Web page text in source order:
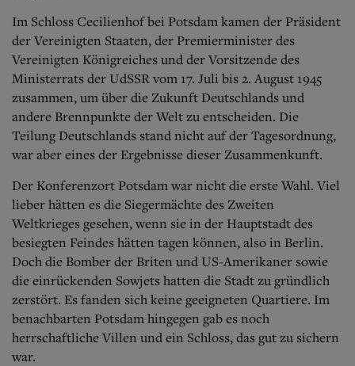
Kontakt
Impressum
Datenschutz
Im Schloss Cecilienhof bei Potsdam kamen der Präsident
der Vereinigten Staaten, der Premierminister des
Vereinigten Königreiches und der Vorsitzende des
Ministerrats der UdSSR vom 17. Juli bis 2. August 1945
zusammen, um über die Zukunft Deutschlands und
andere Brennpunkte der Welt zu entscheiden. Die
Teilung Deutschlands stand nicht auf der Tagesordnung,
war aber eines der Ergebnisse dieser Zusammenkunft.
Der Konferenzort Potsdam war nicht die erste Wahl. Viel
lieber hätten es die Siegermächte des Zweiten
Weltkrieges gesehen, wenn sie in der Hauptstadt des
besiegten Feindes hätten tagen können, also in Berlin.
Doch die Bomber der Briten und US-Amerikaner sowie
die einrückenden Sowjets hatten die Stadt zu gründlich
zerstört. Es fanden sich keine geeigneten Quartiere. Im
benachbarten Potsdam hingegen gab es noch
herrschaftliche Villen und ein Schloss, das gut zu sichern
war.